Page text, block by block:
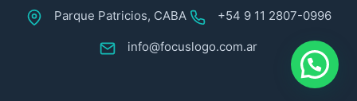
Parque Patricios, CABA +54 9 11 2807-0996
info@focuslogo.com.ar